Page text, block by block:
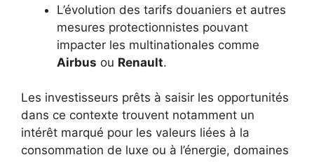
L’évolution des tarifs douaniers et autres
mesures protectionnistes pouvant
impacter les multinationales comme
Airbus ou Renault.
Les investisseurs prêts à saisir les opportunités
dans ce contexte trouvent notamment un
intérêt marqué pour les valeurs liées à la
consommation de luxe ou à l’énergie, domaines